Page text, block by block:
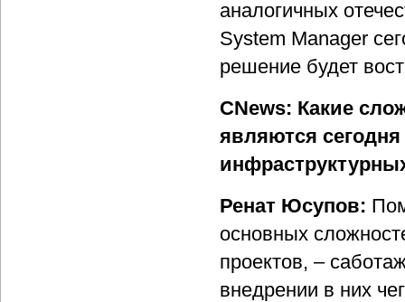
аналогичных
System Manager
решение будет
CNews: Какие
являются
Ренат Юсупов:
основных
проектов, –
внедрении в них